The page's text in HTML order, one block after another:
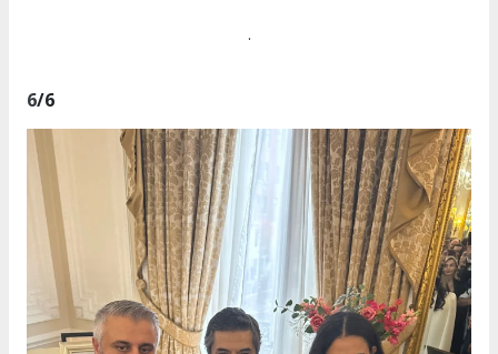
.
6/6